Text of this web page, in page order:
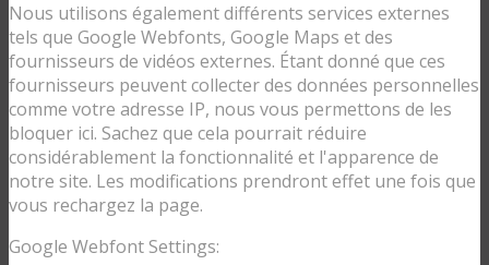
Nous utilisons également différents services externes
tels que Google Webfonts, Google Maps et des
fournisseurs de vidéos externes. Étant donné que ces
fournisseurs peuvent collecter des données personnelles
comme votre adresse IP, nous vous permettons de les
bloquer ici. Sachez que cela pourrait réduire
considérablement la fonctionnalité et l'apparence de
notre site. Les modifications prendront effet une fois que
vous rechargez la page.
Google Webfont Settings: